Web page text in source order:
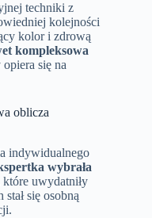
techniki z
kolejności
kolor i zdrową
kompleksowa
opiera się na
oblicza
indywidualnego
wybrała
które uwydatniły
się osobną